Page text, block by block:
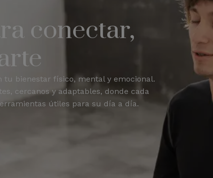
conectar,
tu bienestar físico, mental y emocional.
cercanos y adaptables, donde cada
útiles para su día a día.